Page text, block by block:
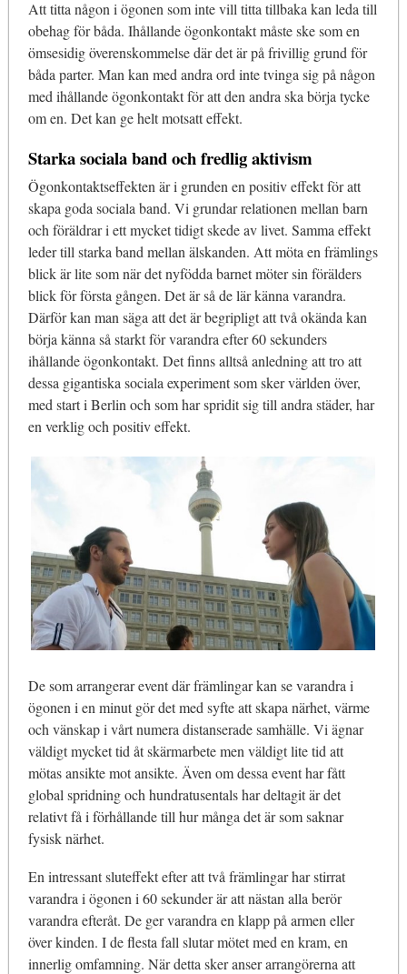
Att titta någon i ögonen som inte vill titta tillbaka kan leda till
obehag för båda. Ihållande ögonkontakt måste ske som en
ömsesidig överenskommelse där det är på frivillig grund för
båda parter. Man kan med andra ord inte tvinga sig på någon
med ihållande ögonkontakt för att den andra ska börja tycke
om en. Det kan ge helt motsatt effekt.
Starka sociala band och fredlig aktivism
Ögonkontaktseffekten är i grunden en positiv effekt för att
skapa goda sociala band. Vi grundar relationen mellan barn
och föräldrar i ett mycket tidigt skede av livet. Samma effekt
leder till starka band mellan älskanden. Att möta en främlings
blick är lite som när det nyfödda barnet möter sin förälders
blick för första gången. Det är så de lär känna varandra.
Därför kan man säga att det är begripligt att två okända kan
börja känna så starkt för varandra efter 60 sekunders
ihållande ögonkontakt. Det finns alltså anledning att tro att
dessa gigantiska sociala experiment som sker världen över,
med start i Berlin och som har spridit sig till andra städer, har
en verklig och positiv effekt.
De som arrangerar event där främlingar kan se varandra i
ögonen i en minut gör det med syfte att skapa närhet, värme
och vänskap i vårt numera distanserade samhälle. Vi ägnar
väldigt mycket tid åt skärmarbete men väldigt lite tid att
mötas ansikte mot ansikte. Även om dessa event har fått
global spridning och hundratusentals har deltagit är det
relativt få i förhållande till hur många det är som saknar
fysisk närhet.
En intressant sluteffekt efter att två främlingar har stirrat
varandra i ögonen i 60 sekunder är att nästan alla berör
varandra efteråt. De ger varandra en klapp på armen eller
över kinden. I de flesta fall slutar mötet med en kram, en
innerlig omfamning. När detta sker anser arrangörerna att